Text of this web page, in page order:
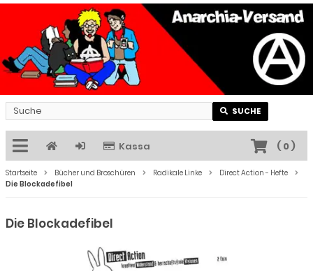
SUCHE
Kassa ( 0)
Startseite Bücher und Broschüren Radikale Linke
Direct Action - Hefte
Die Blockadefibel
Die Blockadefibel